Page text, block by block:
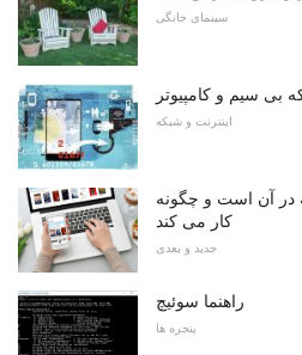
سینمای خانگی
بی سیم و کامپیوتر
اینترنت و شبکه
در آن است و چگونه
کار می کند
جدید و بعدی
راهنما سوئیچ
پنجره ها